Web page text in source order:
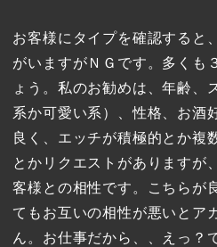
お客様にタイプを確認すると
がいますがＮＧです。多くも
ょう。私のお勧めは、年齢、
系か可愛い系）、性格、お酒
良く、エッチが積極的とか複
とかリクエストがありますが
客様との相性です。こちらが
てもお互いの相性が悪いとア
ん。お仕事だから、、えっ？